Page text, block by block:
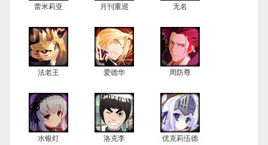
蕾米莉亚 月刊重巡 无名
法老王 爱德华 周防尊
水银灯 洛克李 优克莉伍德